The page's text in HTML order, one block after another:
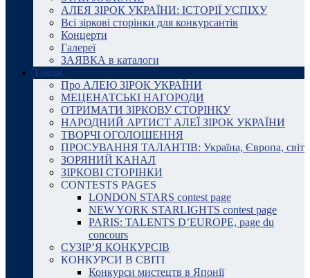
АЛЕЯ ЗІРОК УКРАЇНИ: ІСТОРІЇ УСПІХУ
Всі зіркові сторінки для конкурсантів
Концерти
Галереї
ЗАЯВКА в каталоги
Також
Про АЛЕЮ ЗІРОК УКРАЇНИ
МЕЦЕНАТСЬКІ НАГОРОДИ
ОТРИМАТИ ЗІРКОВУ СТОРІНКУ
НАРОДНИЙ АРТИСТ АЛЕЇ ЗІРОК УКРАЇНИ
ТВОРЧІ ОГОЛОШЕННЯ
ПРОСУВАННЯ ТАЛАНТІВ: Україна, Європа, світ
ЗОРЯНИЙ КАНАЛ
ЗІРКОВІ СТОРІНКИ
CONTESTS PAGES
LONDON STARS contest page
NEW YORK STARLIGHTS contest page
PARIS: TALENTS D’EUROPE, page du
concours
СУЗІР’Я КОНКУРСІВ
КОНКУРСИ В СВІТІ
Конкурси мистецтв в Японії